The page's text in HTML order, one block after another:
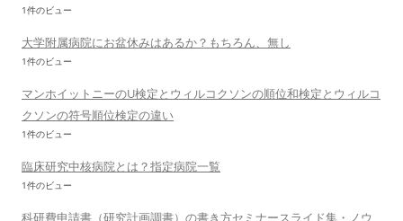
1件のビュー
大学附属病院にお盆休みはあるか？もちろん、無し
1件のビュー
マンホイットニーのU検定とウィルコクソンの順位和検定とウィルコ
クソンの符号順位検定の違い
1件のビュー
臨床研究中核病院とは？指定病院一覧
1件のビュー
科研費申請書（研究計画調書）の書き方セミナースライド集・ノウ